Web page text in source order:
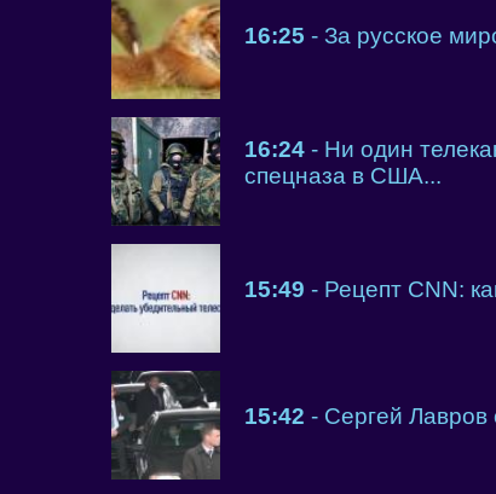
16:25 - За русское
16:24 - Ни один
спецназа в США...
15:49 - Рецепт CNN:
15:42 - Сергей